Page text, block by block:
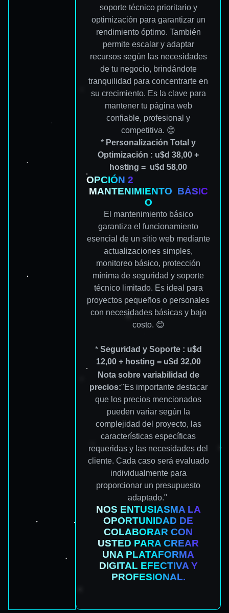
soporte técnico prioritario y
optimización para garantizar un
rendimiento óptimo. También
permite escalar y adaptar
recursos según las necesidades
de tu negocio, brindándote
tranquilidad para concentrarte en
su crecimiento. Es la clave para
mantener tu página web
confiable, profesional y
competitiva. 😊
* Personalización Total y
Optimización : u$d 38,00 +
hosting = u$d 58,00
OPCIÓN 2
MANTENIMIENTO BÁSIC
O
El mantenimiento básico
garantiza el funcionamiento
esencial de un sitio web mediante
actualizaciones simples,
monitoreo básico, protección
mínima de seguridad y soporte
técnico limitado. Es ideal para
proyectos pequeños o personales
con necesidades básicas y bajo
costo. 😊
* Seguridad y Soporte : u$d
12,00 + hosting = u$d 32,00
Nota sobre variabilidad de
precios:"Es importante destacar
que los precios mencionados
pueden variar según la
complejidad del proyecto, las
características específicas
requeridas y las necesidades del
cliente. Cada caso será evaluado
individualmente para
proporcionar un presupuesto
adaptado."
NOS ENTUSIASMA LA
OPORTUNIDAD DE
COLABORAR CON
USTED PARA CREAR
UNA PLATAFORMA
DIGITAL EFECTIVA Y
PROFESIONAL.